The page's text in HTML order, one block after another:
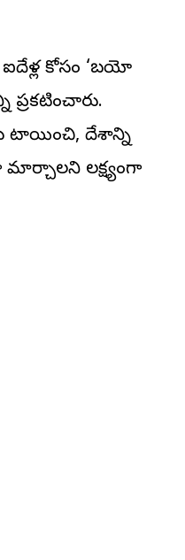
కోసం ‘బయో
ప్రకటించారు.
కేటాయించి, దేశాన్ని
లక్ష్యంగా